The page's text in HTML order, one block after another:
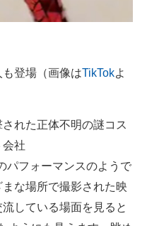
登場（画像はTikTokよ
れた正体不明の謎コス
会社
パフォーマンスのようで
な場所で撮影された映
している場面を見ると